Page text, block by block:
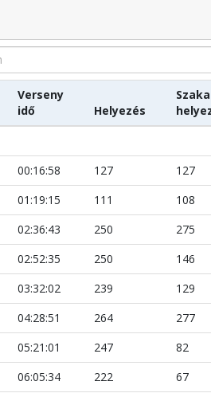
Verseny
idő
Helyezés
00:16:58 127
127
01:19:15 111
108
02:36:43 250
275
02:52:35 250
146
03:32:02 239
129
04:28:51 264
277
05:21:01 247
82
06:05:34 222
67